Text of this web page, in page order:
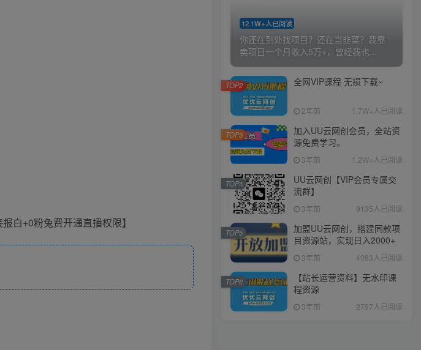
12.1W+人已阅读
你还在到处找项目？还在当韭菜？我靠
卖项目一个月收入5万+，曾经我也...
全网VIP课程 无损下载~
2年前 1.7W+人已阅读
TOP2
加入UU云网创会员，全站资
源免费学习。
3年前 1.2W+人已阅读
TOP3
UU云网创【VIP会员专属交
流群】
3年前 9135人已阅读
TOP4
加盟UU云网创，搭建同款项
目资源站，实现日入2000+
3年前 4083人已阅读
TOP5
【站长运营资料】无水印课
程资源
3年前 2797人已阅读
TOP6